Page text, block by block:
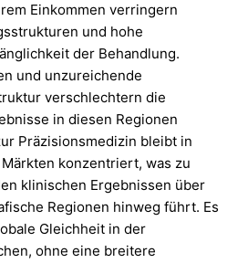
Einkommen verringern
und hohe
der Behandlung.
und unzureichende
verschlechtern die
in diesen Regionen
Präzisionsmedizin bleibt in
konzentriert, was zu
klinischen Ergebnissen über
Regionen hinweg führt. Es
Gleichheit in der
ohne eine breitere